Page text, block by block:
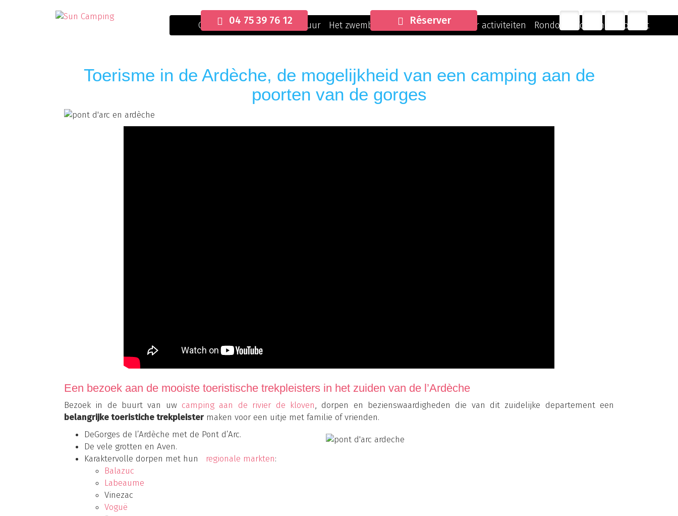
04 75 39 76 12 Réserver
Ontvangs Camping Verhuur Het zwembad Ter plaatse Natuur activiteiten Rondom Toegang / Contact
Toerisme in de Ardèche, de mogelijkheid van een camping aan de
poorten van de gorges
Een bezoek aan de mooiste toeristische trekpleisters in het zuiden van de l’Ardèche
Bezoek in de buurt van uw camping aan de rivier de kloven, dorpen en bezienswaardigheden die van dit zuidelijke departement een
belangrijke toeristiche trekpleistermaken voor een uitje met familie of vrienden.
DeGorges de l’Ardèche met de Pont d’Arc.
De vele grotten en Aven.
Karaktervolle dorpen met hun
regionale markten:
Balazuc
Labeaume
Vinezac
Voguë